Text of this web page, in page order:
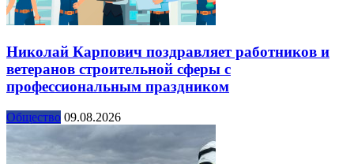
Николай Карпович поздравляет работников и
ветеранов строительной сферы с
профессиональным праздником
Общество 09.08.2026